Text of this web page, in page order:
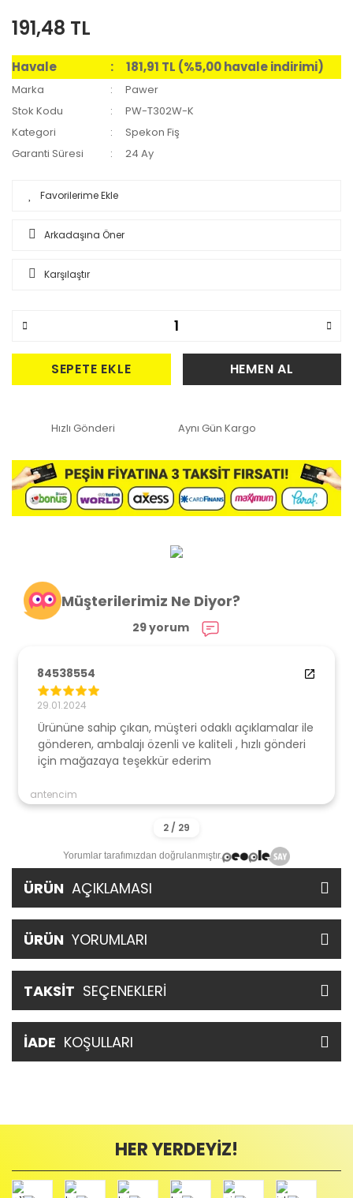
191,48 TL
Havale 181,91 TL (%5,00 havale indirimi)
Marka
Pawer
Stok Kodu
PW-T302W-K
Kategori
Spekon Fiş
Garanti Süresi
24 Ay
Arkadaşına Öner
Karşılaştır
SEPETE EKLE HEMEN AL
Hızlı Gönderi Aynı Gün Kargo
Müşterilerimiz Ne Diyor?
29 yorum
84538554
29.01.2024
Ürününe sahip çıkan, müşteri odaklı açıklamalar ile
gönderen, ambalajı özenli ve kaliteli , hızlı gönderi
için mağazaya teşekkür ederim
antencim
Yorumlar tarafımızdan doğrulanmıştır.
ÜRÜN AÇIKLAMASI
ÜRÜN YORUMLARI
TAKSİT SEÇENEKLERİ
İADE KOŞULLARI
HER YERDEYİZ!